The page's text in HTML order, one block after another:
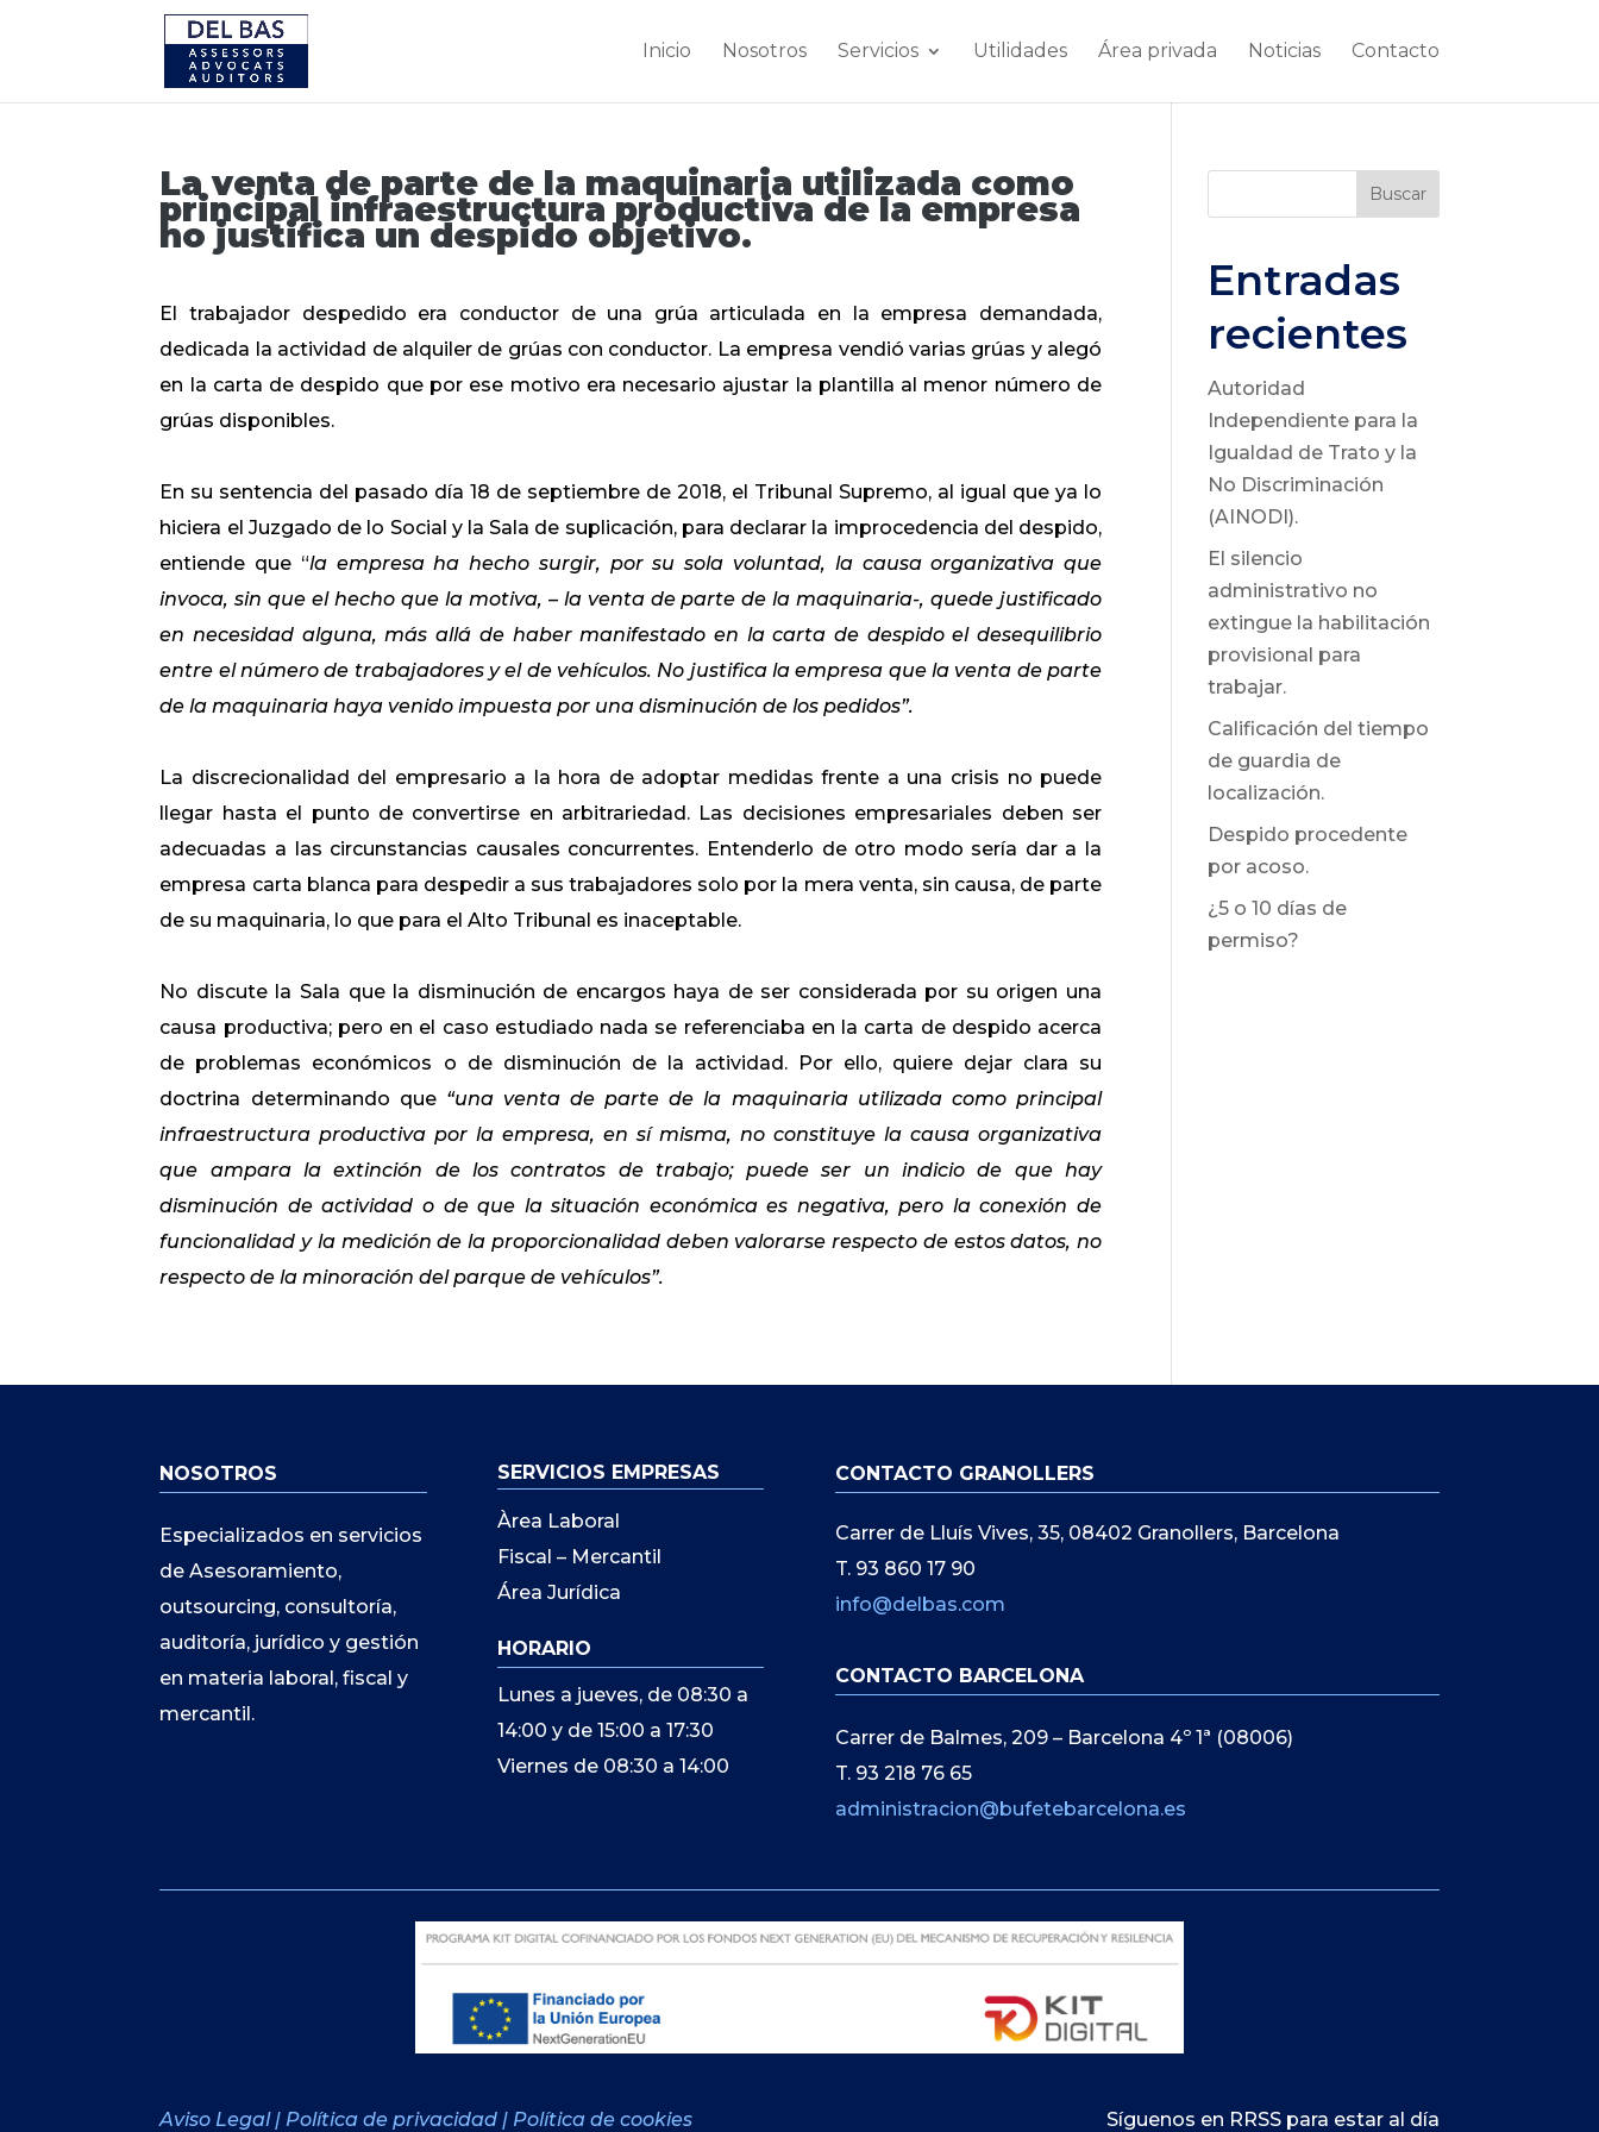
Inicio Nosotros Servicios Utilidades Área privada Noticias Contacto
La venta de parte de la maquinaria utilizada como
principal infraestructura productiva de la empresa
no justifica un despido objetivo.
El trabajador despedido era conductor de una grúa articulada en la empresa demandada,
dedicada la actividad de alquiler de grúas con conductor. La empresa vendió varias grúas y alegó
en la carta de despido que por ese motivo era necesario ajustar la plantilla al menor número de
grúas disponibles.
En su sentencia del pasado día 18 de septiembre de 2018, el Tribunal Supremo, al igual que ya lo
hiciera el Juzgado de lo Social y la Sala de suplicación, para declarar la improcedencia del despido,
entiende que “la empresa ha hecho surgir, por su sola voluntad, la causa organizativa que
invoca, sin que el hecho que la motiva, – la venta de parte de la maquinaria-, quede justificado
en necesidad alguna, más allá de haber manifestado en la carta de despido el desequilibrio
entre el número de trabajadores y el de vehículos. No justifica la empresa que la venta de parte
de la maquinaria haya venido impuesta por una disminución de los pedidos”.
La discrecionalidad del empresario a la hora de adoptar medidas frente a una crisis no puede
llegar hasta el punto de convertirse en arbitrariedad. Las decisiones empresariales deben ser
adecuadas a las circunstancias causales concurrentes. Entenderlo de otro modo sería dar a la
empresa carta blanca para despedir a sus trabajadores solo por la mera venta, sin causa, de parte
de su maquinaria, lo que para el Alto Tribunal es inaceptable.
No discute la Sala que la disminución de encargos haya de ser considerada por su origen una
causa productiva; pero en el caso estudiado nada se referenciaba en la carta de despido acerca
de problemas económicos o de disminución de la actividad. Por ello, quiere dejar clara su
doctrina determinando que “una venta de parte de la maquinaria utilizada como principal
infraestructura productiva por la empresa, en sí misma, no constituye la causa organizativa
que ampara la extinción de los contratos de trabajo; puede ser un indicio de que hay
disminución de actividad o de que la situación económica es negativa, pero la conexión de
funcionalidad y la medición de la proporcionalidad deben valorarse respecto de estos datos, no
respecto de la minoración del parque de vehículos”.
Buscar
Entradas
recientes
Autoridad
Independiente para la
Igualdad de Trato y la
No Discriminación
(AINODI).
El silencio
administrativo no
extingue la habilitación
provisional para
trabajar.
Calificación del tiempo
de guardia de
localización.
Despido procedente
por acoso.
¿5 o 10 días de
permiso?
NOSOTROS
Especializados en servicios
de Asesoramiento,
outsourcing, consultoría,
auditoría, jurídico y gestión
en materia laboral, fiscal y
mercantil.
SERVICIOS EMPRESAS
Àrea Laboral
Fiscal – Mercantil
Área Jurídica
HORARIO
Lunes a jueves, de 08:30 a
14:00 y de 15:00 a 17:30
Viernes de 08:30 a 14:00
CONTACTO GRANOLLERS
Carrer de Lluís Vives, 35, 08402 Granollers, Barcelona
T. 93 860 17 90
info@delbas.com
CONTACTO BARCELONA
Carrer de Balmes, 209 – Barcelona 4º 1ª (08006)
T. 93 218 76 65
administracion@bufetebarcelona.es
Aviso Legal | Política de privacidad | Política de cookies Síguenos en RRSS para estar al día